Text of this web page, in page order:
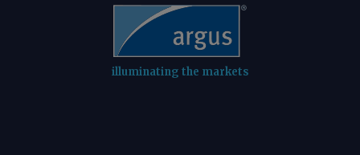
illuminating the markets